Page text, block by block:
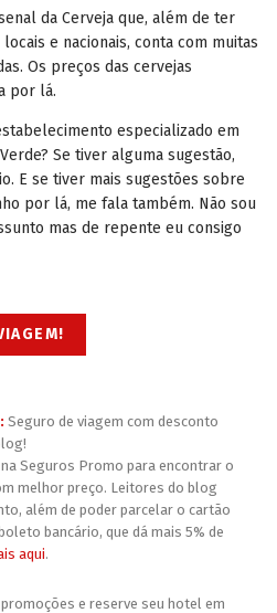
da Cerveja que, além de ter
e nacionais, conta com muitas
Os preços das cervejas
por lá.
especializado em
Se tiver alguma sugestão,
E se tiver mais sugestões sobre
por lá, me fala também. Não sou
mas de repente eu consigo
Seguro de viagem com desconto
na Seguros Promo para encontrar o
melhor preço. Leitores do blog
além de poder parcelar o cartão
bancário, que dá mais 5% de
aqui.
e reserve seu hotel em